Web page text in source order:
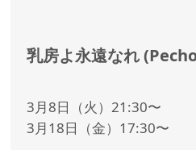
乳房よ永遠なれ
3月8日（火）21:30〜
3月18日（金）17:30〜